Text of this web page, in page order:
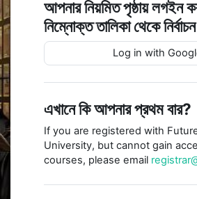
আপনার নিয়মিত পৃষ্ঠায় লগইন
নিম্নোক্ত তালিকা থেকে
Log in with
এখানে কি আপনার প্রথম বার?
If you are registered with
University, but cannot gain
courses, please email